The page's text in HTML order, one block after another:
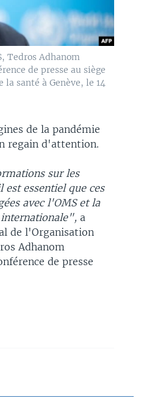
Tedros Adhanom
de presse au siège
santé à Genève, le 14
de la pandémie
regain d'attention.
sur les
essentiel que ces
avec l'OMS et la
a
de l'Organisation
Adhanom
de presse